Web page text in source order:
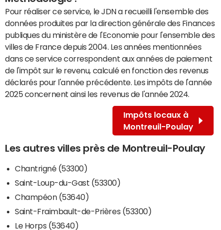
Pour réaliser ce service, le JDN a recueilli l'ensemble des
données produites par la direction générale des Finances
publiques du ministère de l'Economie pour l'ensemble des
villes de France depuis 2004. Les années mentionnées
dans ce service correspondent aux années de paiement
de l'impôt sur le revenu, calculé en fonction des revenus
déclarés pour l'année précédente. Les impôts de l'année
2025 concernent ainsi les revenus de l'année 2024.
Impôts locaux à
Montreuil-Poulay
Les autres villes près de Montreuil-Poulay
Chantrigné (53300)
Saint-Loup-du-Gast (53300)
Champéon (53640)
Saint-Fraimbault-de-Prières (53300)
Le Horps (53640)